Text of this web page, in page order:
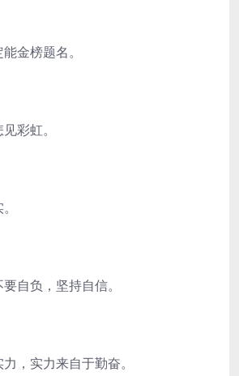
金榜题名。
彩虹。
自负，坚持自信。
，实力来自于勤奋。